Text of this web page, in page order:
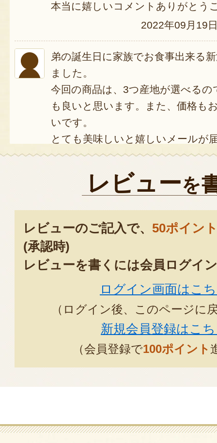
本当に嬉しいコメントありがとう
2022年09月19
弟の誕生日に家族でお食事出来る
ました。
今回の商品は、3つ産地が選べる
も良いと思います。また、価格も
いです。
とても美味しいと嬉しいメールが
友達の誕生日に利用しようと思い
2022年06月20日
/ 新発田出身のポ
ありがとうございます。
べんで
いると、お祝いに一緒に参加さ
作り手の喜びを感じます!!
今後共宜しくお願いします。
レビューを
レビューのご記入で、 50ポイン
(承認時)
レビューを書くには会員ログイ
ログイン画面はこ
（ログイン後、このページに
新規会員登録はこ
（会員登録で100ポイント